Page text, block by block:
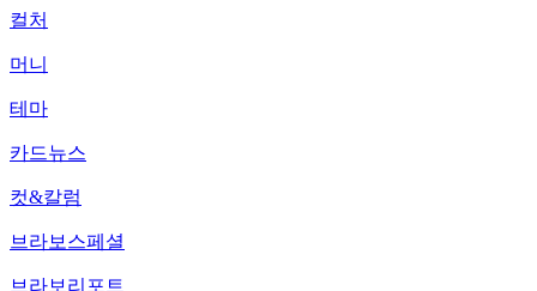
컬처
머니
테마
카드뉴스
컷&칼럼
브라보스페셜
브라보리포트